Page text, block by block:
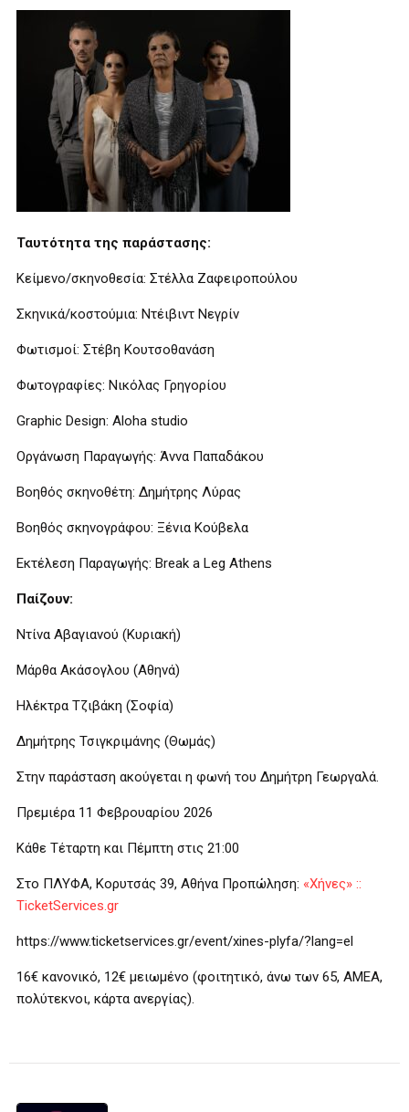
Ταυτότητα της παράστασης:
Κείμενο/σκηνοθεσία: Στέλλα Ζαφειροπούλου
Σκηνικά/κοστούμια: Ντέιβιντ Νεγρίν
Φωτισμοί: Στέβη Κουτσοθανάση
Φωτογραφίες: Νικόλας Γρηγορίου
Graphic Design: Aloha studio
Οργάνωση Παραγωγής: Άννα Παπαδάκου
Βοηθός σκηνοθέτη: Δημήτρης Λύρας
Βοηθός σκηνογράφου: Ξένια Κούβελα
Εκτέλεση Παραγωγής: Break a Leg Athens
Παίζουν:
Ντίνα Αβαγιανού (Κυριακή)
Μάρθα Ακάσογλου (Αθηνά)
Ηλέκτρα Τζιβάκη (Σοφία)
Δημήτρης Τσιγκριμάνης (Θωμάς)
Στην παράσταση ακούγεται η φωνή του Δημήτρη Γεωργαλά.
Πρεμιέρα 11 Φεβρουαρίου 2026
Κάθε Τέταρτη και Πέμπτη στις 21:00
Στο ΠΛΥΦΑ, Κορυτσάς 39, Αθήνα Προπώληση: «Χήνες» ::
TicketServices.gr
https://www.ticketservices.gr/event/xines-plyfa/?lang=el
16€ κανονικό, 12€ μειωμένο (φοιτητικό, άνω των 65, ΑΜΕΑ,
πολύτεκνοι, κάρτα ανεργίας).